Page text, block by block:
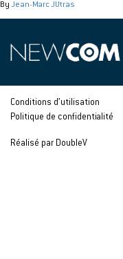
By Jean-Marc JUtras
Conditions d’utilisation
Politique de confidentialité
Réalisé par DoubleV